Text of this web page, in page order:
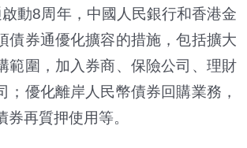
動8周年，中國人民銀行和香港金
債券通優化擴容的措施，包括擴大
範圍，加入券商、保險公司、理財
；優化離岸人民幣債券回購業務，
券再質押使用等。